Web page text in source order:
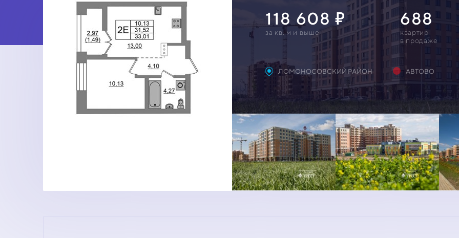
118 608
за кв. м и выше
688
квартир
в продаже
ЛОМОНОСОВСКИЙ РАЙОН АВТОВО